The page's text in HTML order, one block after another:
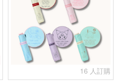
16 人訂購